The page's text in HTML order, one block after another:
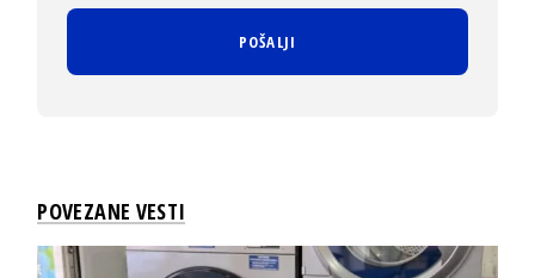
POVEZANE VESTI